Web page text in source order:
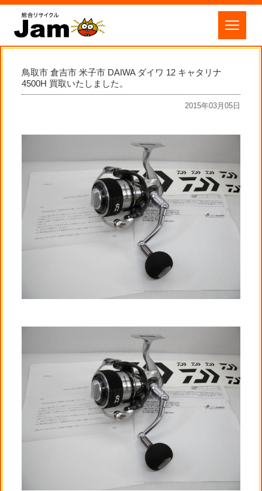
鳥取市 倉吉市 米子市 DAIWA ダイワ 12 キャタリナ
4500H 買取いたしました。
2015年03月05日